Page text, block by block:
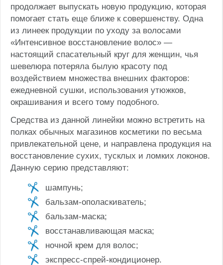
продолжает выпускать новую продукцию, которая
помогает стать еще ближе к совершенству. Одна
из линеек продукции по уходу за волосами
«Интенсивное восстановление волос» —
настоящий спасательный круг для женщин, чья
шевелюра потеряла былую красоту под
воздействием множества внешних факторов:
ежедневной сушки, использования утюжков,
окрашивания и всего тому подобного.
Средства из данной линейки можно встретить на
полках обычных магазинов косметики по весьма
привлекательной цене, и направлена продукция на
восстановление сухих, тусклых и ломких локонов.
Данную серию представляют:
шампунь;
бальзам-ополаскиватель;
бальзам-маска;
восстанавливающая маска;
ночной крем для волос;
экспресс-спрей-кондиционер.